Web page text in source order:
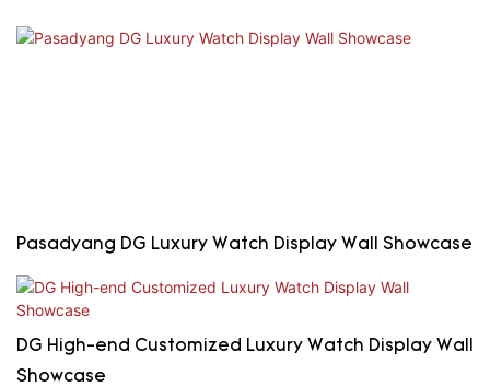
Pasadyang DG Luxury Watch Display Wall Showcase
DG High-end Customized Luxury Watch Display Wall
Showcase